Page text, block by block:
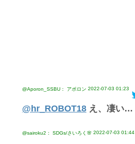
@Aporon_SSBU： アポロン 2022-07-03 01:23
@hr_ROBOT18 え、凄い…
@sairoku2： SDGs/さいろく🌸 2022-07-03 01:44